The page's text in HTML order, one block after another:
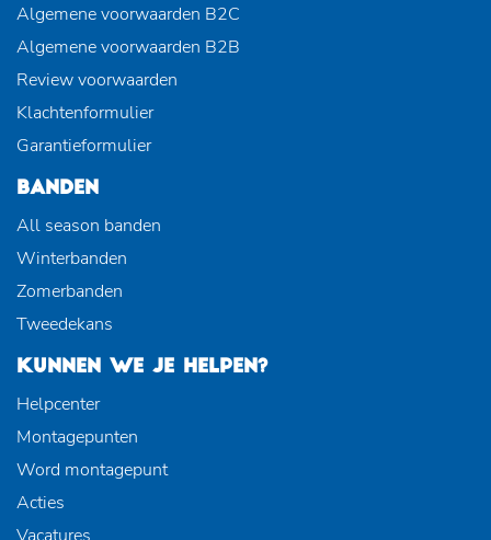
Algemene voorwaarden B2C
Algemene voorwaarden B2B
Review voorwaarden
Klachtenformulier
Garantieformulier
BANDEN
All season banden
Winterbanden
Zomerbanden
Tweedekans
KUNNEN WE JE HELPEN?
Helpcenter
Montagepunten
Word montagepunt
Acties
Vacatures